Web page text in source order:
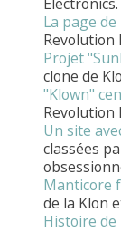
La page
Revolution
Projet
clone de
"Klown"
Revolution
Un site
classées
Manticore
de la Klon
Histoire